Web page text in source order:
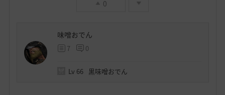
0
味噌おでん
7 0
Lv 66 黒味噌おでん